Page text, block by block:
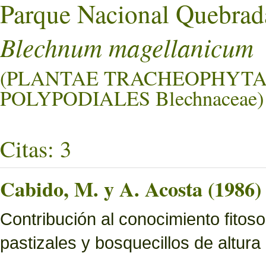
Parque Nacional
Blechnum magellanicum
(PLANTAE
POLYPODIALES Blechnaceae)
Citas: 3
Cabido, M. y A. Acosta (1986)
Contribución al conocimiento
pastizales y bosquecillos de